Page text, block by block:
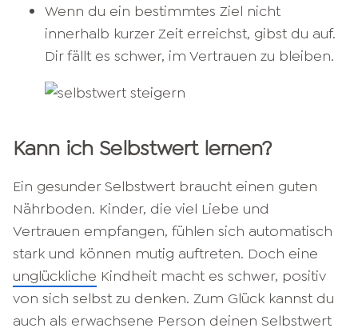
Wenn du ein bestimmtes Ziel nicht
innerhalb kurzer Zeit erreichst, gibst du auf.
Dir fällt es schwer, im Vertrauen zu bleiben.
Kann ich Selbstwert lernen?
Ein gesunder Selbstwert braucht einen guten
Nährboden. Kinder, die viel Liebe und
Vertrauen empfangen, fühlen sich automatisch
stark und können mutig auftreten. Doch eine
unglückliche Kindheit macht es schwer, positiv
von sich selbst zu denken. Zum Glück kannst du
auch als erwachsene Person deinen Selbstwert